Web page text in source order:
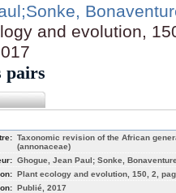
;Sonke,
and evolution,
pairs
Taxonomic revision of the African
(annonaceae)
Ghogue, Jean Paul; Sonke,
Plant ecology and evolution, 150, 2,
Publié, 2017